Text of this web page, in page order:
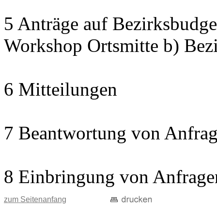
5 Anträge auf
Workshop Ortsmitte b)
6 Mitteilungen
7 Beantwortung von
8 Einbringung von
zum Seitenanfang